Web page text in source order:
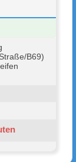
B69)